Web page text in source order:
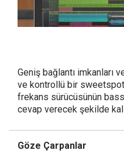
Geniş bağlantı
ve kontrollü bir sweetspot
frekans sürücüsünün
cevap verecek şekilde
Göze Çarpanlar